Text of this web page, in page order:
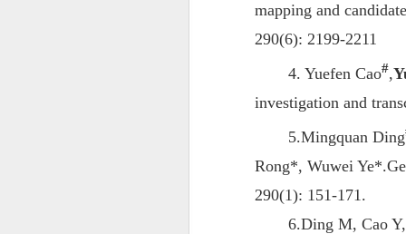
mapping and
290(6): 2199-2211
4. Yuefen Cao#,
investigation and
5.Mingquan Ding
Rong*, Wuwei
290(1): 151-171.
6.Ding M, Cao